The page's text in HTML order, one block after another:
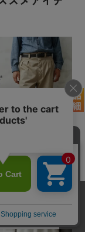
WAIPER.inc フランス軍 1
ヴィンテージ ツータック
パードチノトラウザー
ンペーン対象外】【T】
¥9,680